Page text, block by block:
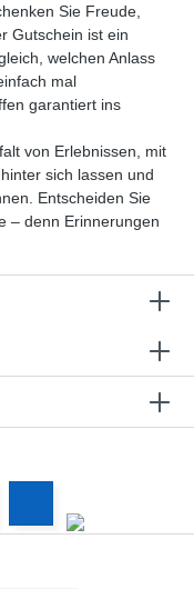
Sie Freude,
Gutschein ist ein
welchen Anlass
mal
garantiert ins
von Erlebnissen, mit
sich lassen und
Entscheiden Sie
– denn Erinnerungen